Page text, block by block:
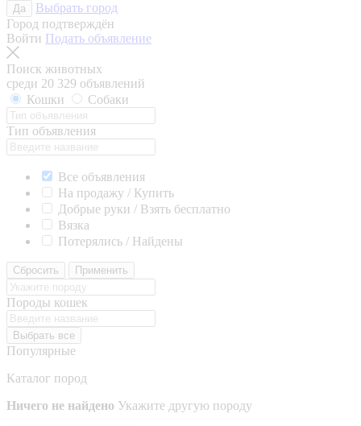
Да
Выбрать город
Город подтверждён
Войти Подать объявление
Поиск животных
среди 20 329 объявлений
Кошки
Собаки
Тип объявления
Все объявления
На продажу / Купить
Добрые руки / Взять бесплатно
Вязка
Потерялись / Найдены
Сбросить Применить
Породы кошек
Выбрать все
Популярные
Каталог пород
Ничего не найдено Укажите другую породу